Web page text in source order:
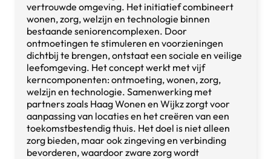
vertrouwde omgeving. Het initiatief combineert
wonen, zorg, welzijn en technologie binnen
bestaande seniorencomplexen. Door
ontmoetingen te stimuleren en voorzieningen
dichtbij te brengen, ontstaat een sociale en veilige
leefomgeving. Het concept werkt met vijf
kerncomponenten: ontmoeting, wonen, zorg,
welzijn en technologie. Samenwerking met
partners zoals Haag Wonen en Wijkz zorgt voor
aanpassing van locaties en het creëren van een
toekomstbestendig thuis. Het doel is niet alleen
zorg bieden, maar ook zingeving en verbinding
bevorderen, waardoor zware zorg wordt